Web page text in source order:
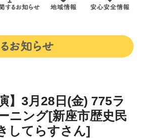
】3月28日(金) 775ラ
ニング[新座市歴史民
してらすさん]